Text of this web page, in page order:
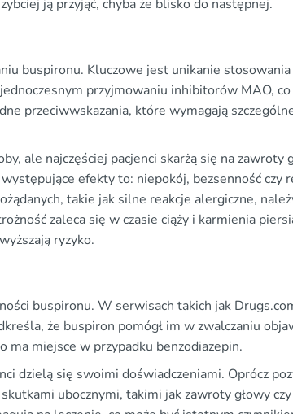
ją przyjąć, chyba że blisko do następnej.
buspironu. Kluczowe jest unikanie
przyjmowaniu inhibitorów MAO, co
przeciwwskazania, które wymagają
ale najczęściej pacjenci skarżą się na zawroty
efekty to: niepokój, bezsenność czy
takie jak silne reakcje alergiczne,
zaleca się w czasie ciąży i karmienia
ryzyko.
buspironu. W serwisach takich jak
że buspiron pomógł im w zwalczaniu
ma miejsce w przypadku benzodiazepin.
dzielą się swoimi doświadczeniami. Oprócz
ubocznymi, takimi jak zawroty głowy